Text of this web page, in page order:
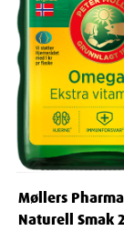
Møllers
Naturell Smak